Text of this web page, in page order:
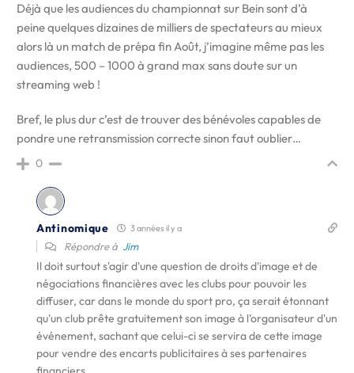
Déjà que les audiences du championnat sur Bein sont d’à
peine quelques dizaines de milliers de spectateurs au mieux
alors là un match de prépa fin Août, j’imagine même pas les
audiences, 500 – 1000 à grand max sans doute sur un
streaming web !
Bref, le plus dur c’est de trouver des bénévoles capables de
pondre une retransmission correcte sinon faut oublier…
0
Antinomique 3 années il y a
Répondre à Jim
Il doit surtout s'agir d'une question de droits d'image et de
négociations financières avec les clubs pour pouvoir les
diffuser, car dans le monde du sport pro, ça serait étonnant
qu'un club prête gratuitement son image à l'organisateur d'un
événement, sachant que celui-ci se servira de cette image
pour vendre des encarts publicitaires à ses partenaires